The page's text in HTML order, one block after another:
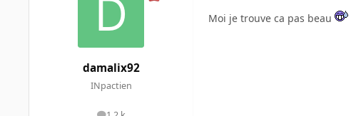
damalix92
INpactien
Moi je trouve ca pas beau